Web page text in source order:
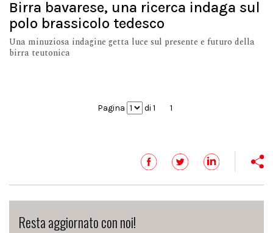
Birra bavarese, una ricerca indaga sul
polo brassicolo tedesco
Una minuziosa indagine getta luce sul presente e futuro della
birra teutonica
Pagina di 1 1
Resta aggiornato con noi!